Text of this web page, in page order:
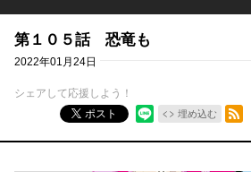
第１０５話 恐竜も
2022年01月24日
シェアして応援しよう！
ポスト
埋め込む
RSSフィード